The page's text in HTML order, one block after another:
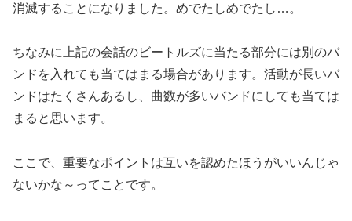
消滅することになりました。めでたしめでたし…。
ちなみに上記の会話のビートルズに当たる部分には別のバ
ンドを入れても当てはまる場合があります。活動が長いバ
ンドはたくさんあるし、曲数が多いバンドにしても当ては
まると思います。
ここで、重要なポイントは互いを認めたほうがいいんじゃ
ないかな～ってことです。